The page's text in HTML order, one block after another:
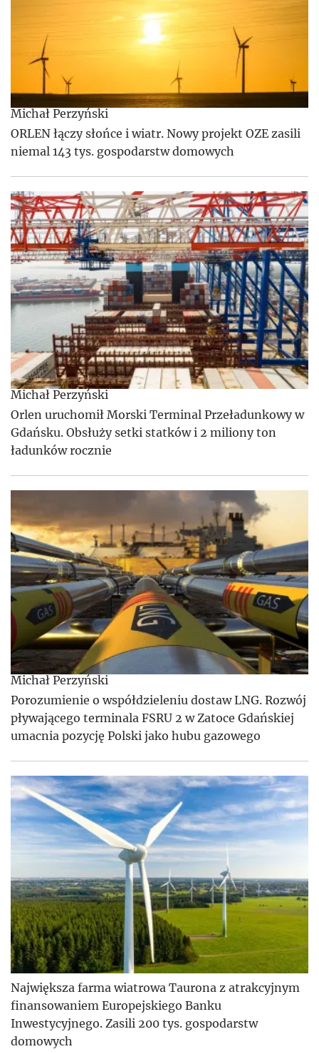
Michał Perzyński
ORLEN łączy słońce i wiatr. Nowy projekt OZE zasili
niemal 143 tys. gospodarstw domowych
Michał Perzyński
Orlen uruchomił Morski Terminal Przeładunkowy w
Gdańsku. Obsłuży setki statków i 2 miliony ton
ładunków rocznie
Michał Perzyński
Porozumienie o współdzieleniu dostaw LNG. Rozwój
pływającego terminala FSRU 2 w Zatoce Gdańskiej
umacnia pozycję Polski jako hubu gazowego
Największa farma wiatrowa Taurona z atrakcyjnym
finansowaniem Europejskiego Banku
Inwestycyjnego. Zasili 200 tys. gospodarstw
domowych